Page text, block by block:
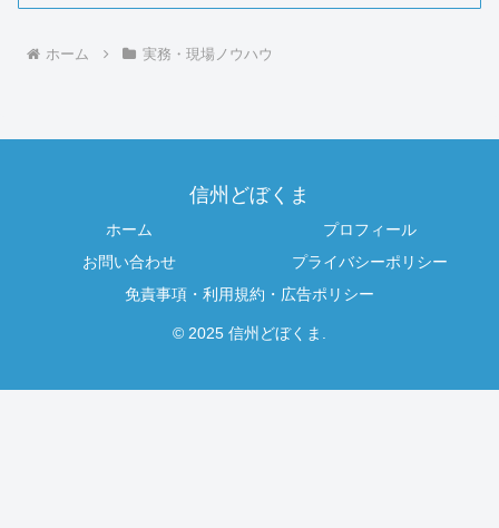
ホーム 実務・現場ノウハウ
信州どぼくま
ホーム
プロフィール
お問い合わせ
プライバシーポリシー
免責事項・利用規約・広告ポリシー
© 2025 信州どぼくま.